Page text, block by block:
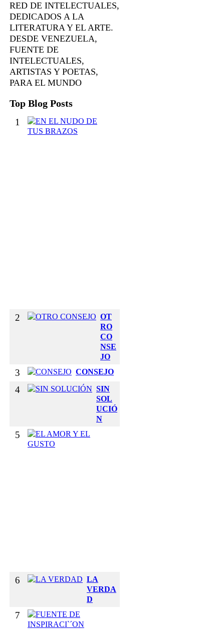
RED DE INTELECTUALES,
DEDICADOS A LA
LITERATURA Y EL ARTE.
DESDE VENEZUELA,
FUENTE DE
INTELECTUALES,
ARTISTAS Y POETAS,
PARA EL MUNDO
Top Blog Posts
1
2
OT
RO
CO
NSE
JO
3 CONSEJO
4
SIN
SOL
UCIÓ
N
5
6
LA
VERDA
D
7